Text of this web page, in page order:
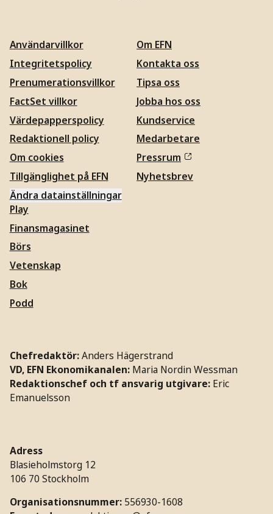
Användarvillkor
Integritetspolicy
Prenumerationsvillkor
FactSet villkor
Värdepapperspolicy
Redaktionell policy
Om cookies
Tillgänglighet på EFN
Ändra datainställningar
Om EFN
Kontakta oss
Tipsa oss
Jobba hos oss
Kundservice
Medarbetare
Pressrum
Nyhetsbrev
Play
Finansmagasinet
Börs
Vetenskap
Bok
Podd
Chefredaktör:Anders Hägerstrand
VD, EFN Ekonomikanalen: Maria Nordin Wessman
Redaktionschef och tf ansvarig utgivare: Eric
Emanuelsson
Adress
Blasieholmstorg 12
106 70 Stockholm
Organisationsnummer: 556930-1608